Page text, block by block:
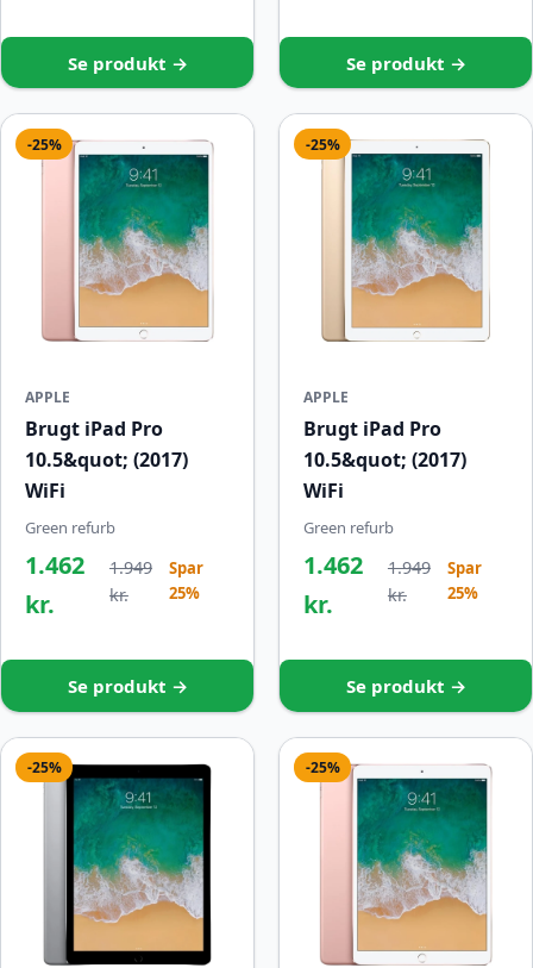
Se produkt → Se produkt →
-25%
APPLE
Brugt iPad Pro
10.5&quot; (2017)
WiFi
Green refurb
1.462
kr.
1.949
kr.
Spar
25%
Se produkt →
-25%
APPLE
Brugt iPad Pro
10.5&quot; (2017)
WiFi
Green refurb
1.462
kr.
1.949
kr.
Spar
25%
Se produkt →
-25% -25%